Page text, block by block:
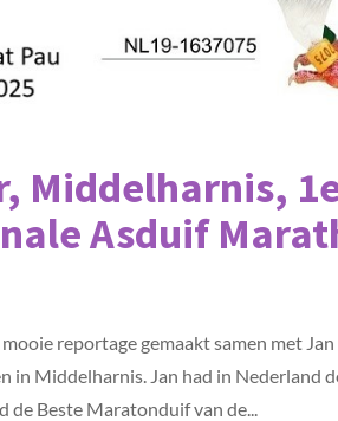
Middelharnis,
Asduif
reportage gemaakt samen met
in Middelharnis. Jan had in Nederland
de Beste Maratonduif van de...